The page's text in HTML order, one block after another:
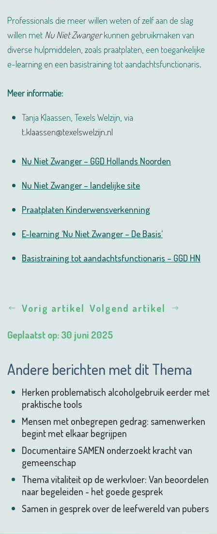
Professionals die meer willen weten of zelf aan de slag
willen met Nu Niet Zwangerkunnen gebruikmaken van
diverse hulpmiddelen, zoals praatplaten, een toegankelijke
e-learning en een basistraining tot aandachtsfunctionaris.
Meer informatie:
Tanja Klaassen, Texels Welzijn, via
t.klaassen@texelswelzijn.nl
Nu Niet Zwanger – GGD Hollands Noorden
Nu Niet Zwanger – landelijke site
Praatplaten Kinderwensverkenning
E-learning ‘Nu Niet Zwanger – De Basis’
Basistraining tot aandachtsfunctionaris – GGD HN
Vorig artikel Volgend artikel
Geplaatst op: 30 juni 2025
Andere berichten met dit Thema
Herken problematisch alcoholgebruik eerder met
praktische tools
Mensen met onbegrepen gedrag: samenwerken
begint met elkaar begrijpen
Documentaire SAMEN onderzoekt kracht van
gemeenschap
Thema vitaliteit op de werkvloer: Van beoordelen
naar begeleiden - het goede gesprek
Samen in gesprek over de leefwereld van pubers